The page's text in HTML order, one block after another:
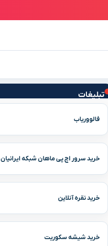
تبلیغات
فالووریاب
خرید سرور اچ پی ماهان شبکه ایرانیان
خرید نقره آنلاین
خرید شیشه سکوریت